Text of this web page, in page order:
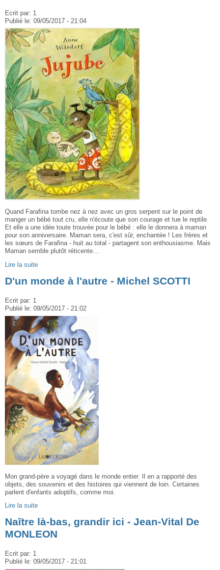
Ecrit par: 1
Publié le: 09/05/2017 - 21:04
Quand Farafina tombe nez à nez avec un gros serpent sur le point de
manger un bébé tout cru, elle n'écoute que son courage et tue le reptile.
Et elle a une idée toute trouvée pour le bébé : elle le donnera à maman
pour son anniversaire. Maman sera, c'est sûr, enchantée ! Les frères et
les sœurs de Farafina - huit au total - partagent son enthousiasme. Mais
Maman semble plutôt réticente…
Lire la suite
D'un monde à l'autre - Michel SCOTTI
Ecrit par: 1
Publié le: 09/05/2017 - 21:02
Mon grand-père a voyagé dans le monde entier. Il en a rapporté des
objets, des souvenirs et des histoires qui viennent de loin. Certaines
parlent d'enfants adoptifs, comme moi.
Lire la suite
Naître là-bas, grandir ici - Jean-Vital De
MONLEON
Ecrit par: 1
Publié le: 09/05/2017 - 21:01